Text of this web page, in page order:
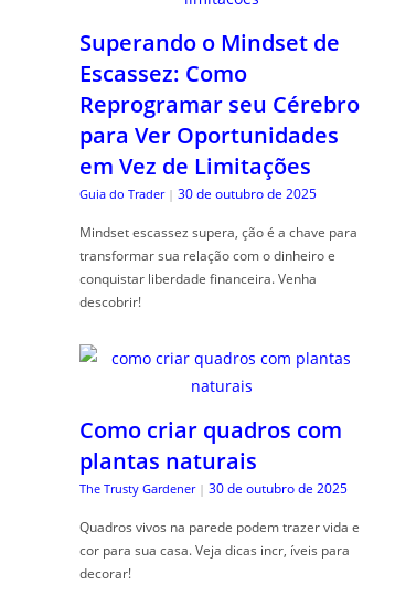
Superando o Mindset de
Escassez: Como
Reprogramar seu Cérebro
para Ver Oportunidades
em Vez de Limitações
Guia do Trader | 30 de outubro de 2025
Mindset escassez supera, ção é a chave para
transformar sua relação com o dinheiro e
conquistar liberdade financeira. Venha
descobrir!
Como criar quadros com
plantas naturais
The Trusty Gardener | 30 de outubro de 2025
Quadros vivos na parede podem trazer vida e
cor para sua casa. Veja dicas incr, íveis para
decorar!